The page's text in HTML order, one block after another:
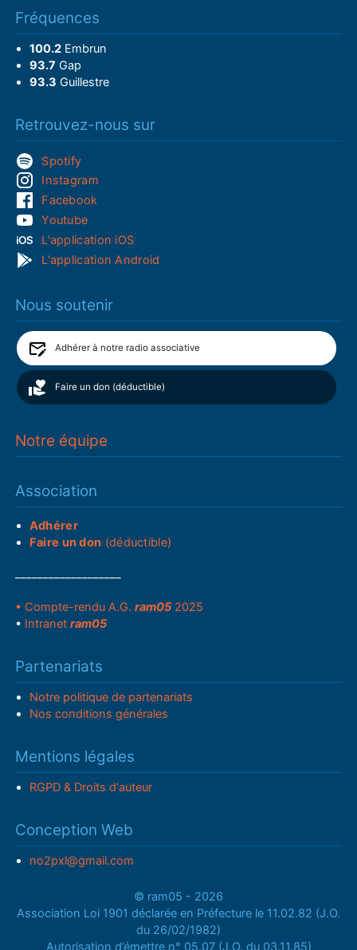
Fréquences
100.2Embrun
93.7 Gap
93.3 Guillestre
Retrouvez-nous sur
Spotify
Instagram
Facebook
Youtube
L'application iOS
L'application Android
Nous soutenir
Adhérer à notre radio associative
Faire un don (déductible)
Notre équipe
Association
Adhérer
Faire un don (déductible)
• Compte-rendu A.G.ram05 2025
• Intranetram05
Partenariats
Notre politique de partenariats
Nos conditions générales
Mentions légales
RGPD & Droits d'auteur
Conception Web
no2pxl@gmail.com
© ram05 - 2026
Association Loi 1901 déclarée en Préfecture le 11.02.82 (J.O.
du 26/02/1982)
Autorisation d’émettre n° 05.07 (J.O. du 03.11.85)